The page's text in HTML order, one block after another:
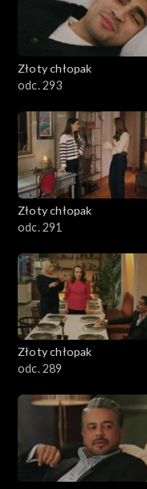
Złoty chłopak
odc. 293
Złoty chłopak
odc. 291
Złoty chłopak
odc. 289